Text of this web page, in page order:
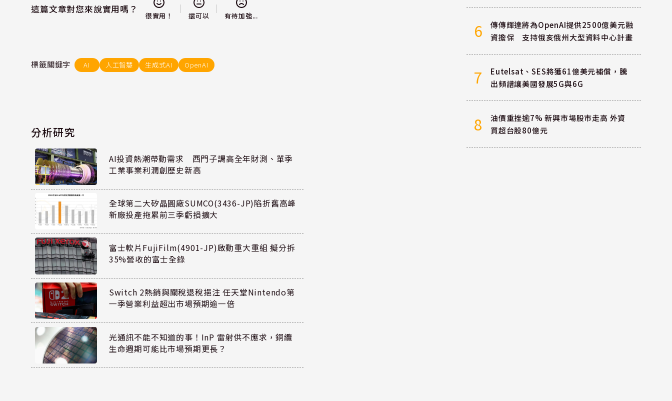
這篇文章對您來說實用嗎？
很實用！ 還可以 有待加強...
標籤關鍵字 AI 人工智慧 生成式AI OpenAI
分析研究
AI投資熱潮帶動需求 西門子調高全年財測、單季
工業事業利潤創歷史新高
全球第二大矽晶圓廠SUMCO(3436-JP)陷折舊高峰
新廠投產拖累前三季虧損擴大
富士軟片FujiFilm(4901-JP)啟動重大重組 擬分拆
35%營收的富士全錄
Switch 2熱銷與關稅退稅挹注 任天堂Nintendo第
一季營業利益超出市場預期逾一倍
光通訊不能不知道的事！InP 雷射供不應求，銅纜
生命週期可能比市場預期更長？
6
傳傳輝達將為OpenAI提供2500億美元融
資擔保 支持俄亥俄州大型資料中心計畫
7
Eutelsat、SES將獲61億美元補償，騰
出頻譜讓美國發展5G與6G
8
油價重挫逾7% 新興市場股市走高 外資
買超台股80億元